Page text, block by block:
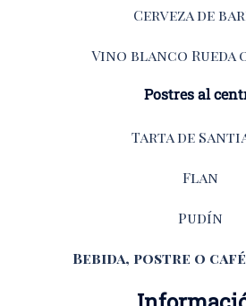
Cerveza de
Vino blanco Rueda
Postres al
Tarta de
Flan
Pudín
Bebida, postre o